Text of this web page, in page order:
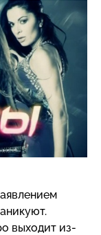
«Я
паника.
выходит из-